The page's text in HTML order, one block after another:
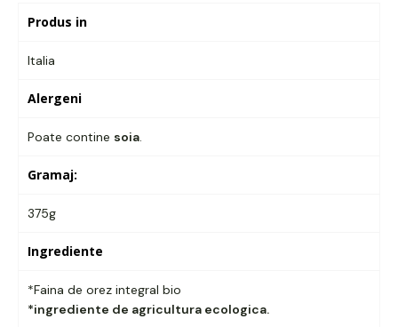
Produs in
Italia
Alergeni
Poate contine soia.
Gramaj:
375g
Ingrediente
*Faina de orez integral bio
*ingrediente de agricultura ecologica.